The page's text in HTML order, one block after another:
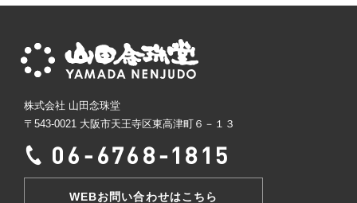
株式会社 山田念珠堂
〒543-0021 大阪市天王寺区東高津町６－１３
WEBお問い合わせはこちら